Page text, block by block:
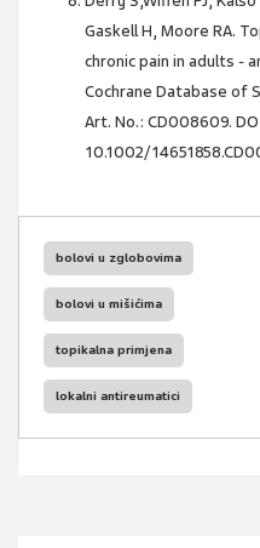
Gaskell H, Moore RA.
chronic pain in adults -
Cochrane Database of
Art. No.: CD008609.
10.1002/
bolovi u zglobovima
bolovi u mišićima
topikalna primjena
lokalni antireumatici